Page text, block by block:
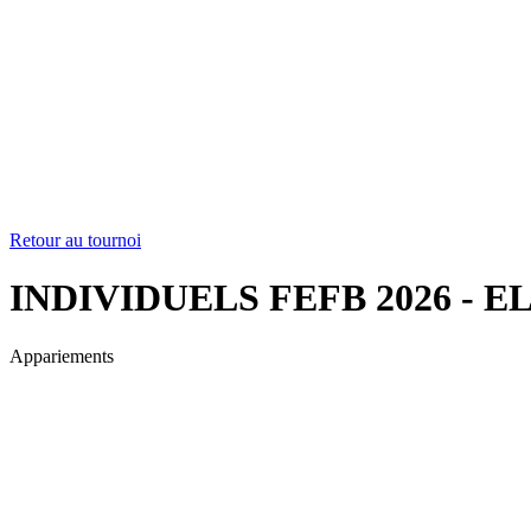
Retour au tournoi
INDIVIDUELS FEFB 2026 -
Appariements